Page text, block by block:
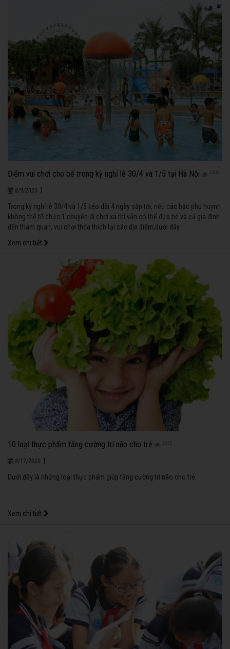
Điểm vui chơi cho bé trong kỳ nghỉ lễ 30/4 và 1/5 tại Hà Nội 2404
8/9/2020
Trong kỳ nghỉ lễ 30/4 và 1/5 kéo dài 4 ngày sắp tới, nếu các bậc phụ huynh
không thể tổ chức 1 chuyến đi chơi xa thì vẫn có thể đưa bé và cả gia đình
đến tham quan, vui chơi thỏa thích tại các địa điểm,dưới đây.
Xem chi tiết
10 loại thực phẩm tăng cường trí não cho trẻ
8/17/2020 |
Dưới đây là những loại thực phẩm giúp tăng cường trí não cho trẻ:
Xem chi tiết